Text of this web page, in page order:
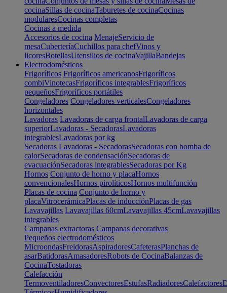
cocinaSillas de cocinaTaburetes de cocinaCocinas
modularesCocinas completas
Cocinas a medida
Accesorios de cocina MenajeServicio de
mesaCuberteríaCuchillos para chefVinos y
licoresBotellasUtensilios de cocinaVajillaBandejas
Electrodomésticos
Frigoríficos Frigoríficos americanosFrigoríficos
combiVinotecasFrigoríficos integrablesFrigoríficos
pequeñosFrigoríficos portátiles
Congeladores Congeladores verticalesCongeladores
horizontales
Lavadoras Lavadoras de carga frontalLavadoras de carga
superiorLavadoras - SecadorasLavadoras
integrablesLavadoras por kg
Secadoras Lavadoras - SecadorasSecadoras con bomba de
calorSecadoras de condensaciónSecadoras de
evacuaciónSecadoras integrablesSecadoras por Kg
Hornos Conjunto de horno y placaHornos
convencionalesHornos pirolíticosHornos multifunción
Placas de cocina Conjunto de horno y
placaVitrocerámicaPlacas de inducciónPlacas de gas
Lavavajillas Lavavajillas 60cmLavavajillas 45cmLavavajillas
integrables
Campanas extractoras Campanas decorativas
Pequeños electrodomésticos
MicroondasFreidorasAspiradoresCafeterasPlanchas de
asarBatidorasAmasadoresRobots de CocinaBalanzas de
CocinaTostadoras
Calefacción
TermoventiladoresConvectoresEstufasRadiadoresCalefactores